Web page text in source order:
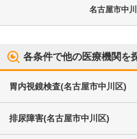
名古屋市中
各条件で他の医療機関を
胃内視鏡検査(名古屋市中川区)
排尿障害(名古屋市中川区)